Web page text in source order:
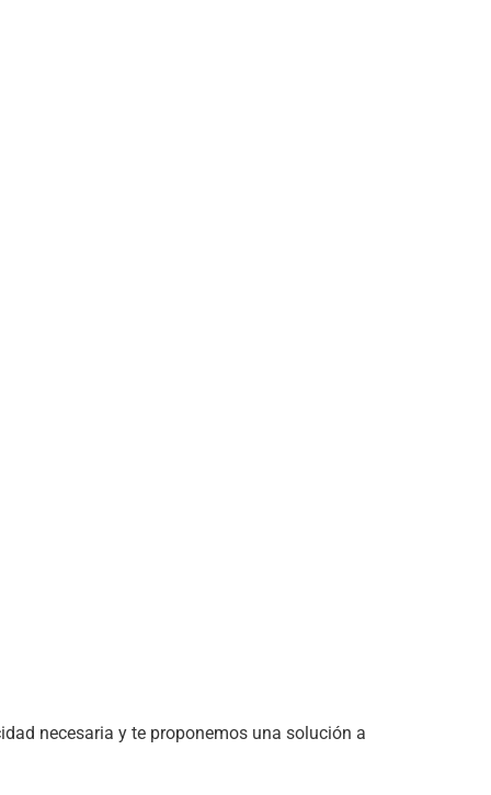
necesaria y te proponemos una solución a